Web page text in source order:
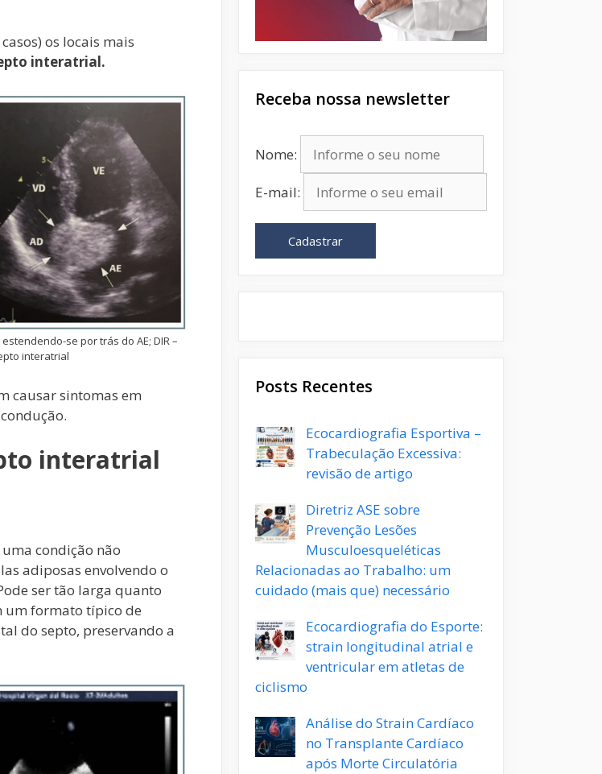
os locais mais
interatrial.
se por trás do AE; DIR –
interatrial
causar sintomas em
interatrial
condição não
adiposas envolvendo o
ser tão larga quanto
um formato típico de
do septo, preservando a
Receba nossa newsletter
Nome:
E-mail:
Cadastrar
Posts Recentes
Ecocardiografia Esportiva –
Trabeculação Excessiva:
revisão de artigo
Diretriz ASE sobre
Prevenção Lesões
Musculoesqueléticas
Relacionadas ao Trabalho: um
cuidado (mais que) necessário
Ecocardiografia do Esporte:
strain longitudinal atrial e
ventricular em atletas de
ciclismo
Análise do Strain Cardíaco
no Transplante Cardíaco
após Morte Circulatória